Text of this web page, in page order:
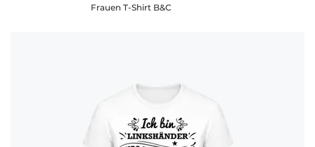
Frauen T-Shirt B&C